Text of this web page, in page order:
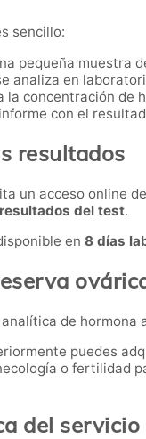
sencillo:
pequeña muestra
analiza en
la concentración de
con el
resultados
un acceso online
del test.
en 8 días
de
puedes
o fertilidad
del servicio